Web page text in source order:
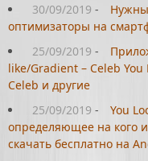
30/09/2019 -
оптимизаторы на
25/09/2019 -
like/Gradient – Celeb
Celeb и другие
25/09/2019 -
You
определяющее на кого
скачать бесплатно на